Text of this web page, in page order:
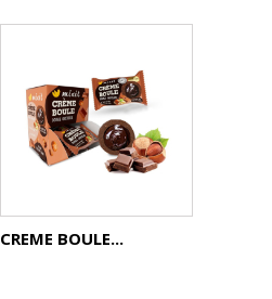
CREME BOULE...